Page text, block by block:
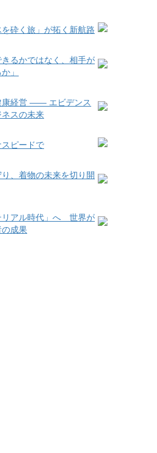
砕く旅」が拓く新航路
きるかではなく、相手が
」
康経営 ―― エビデンス
スの未来
ピードで
、着物の未来を切り開
リアル時代」へ 世界が
成果